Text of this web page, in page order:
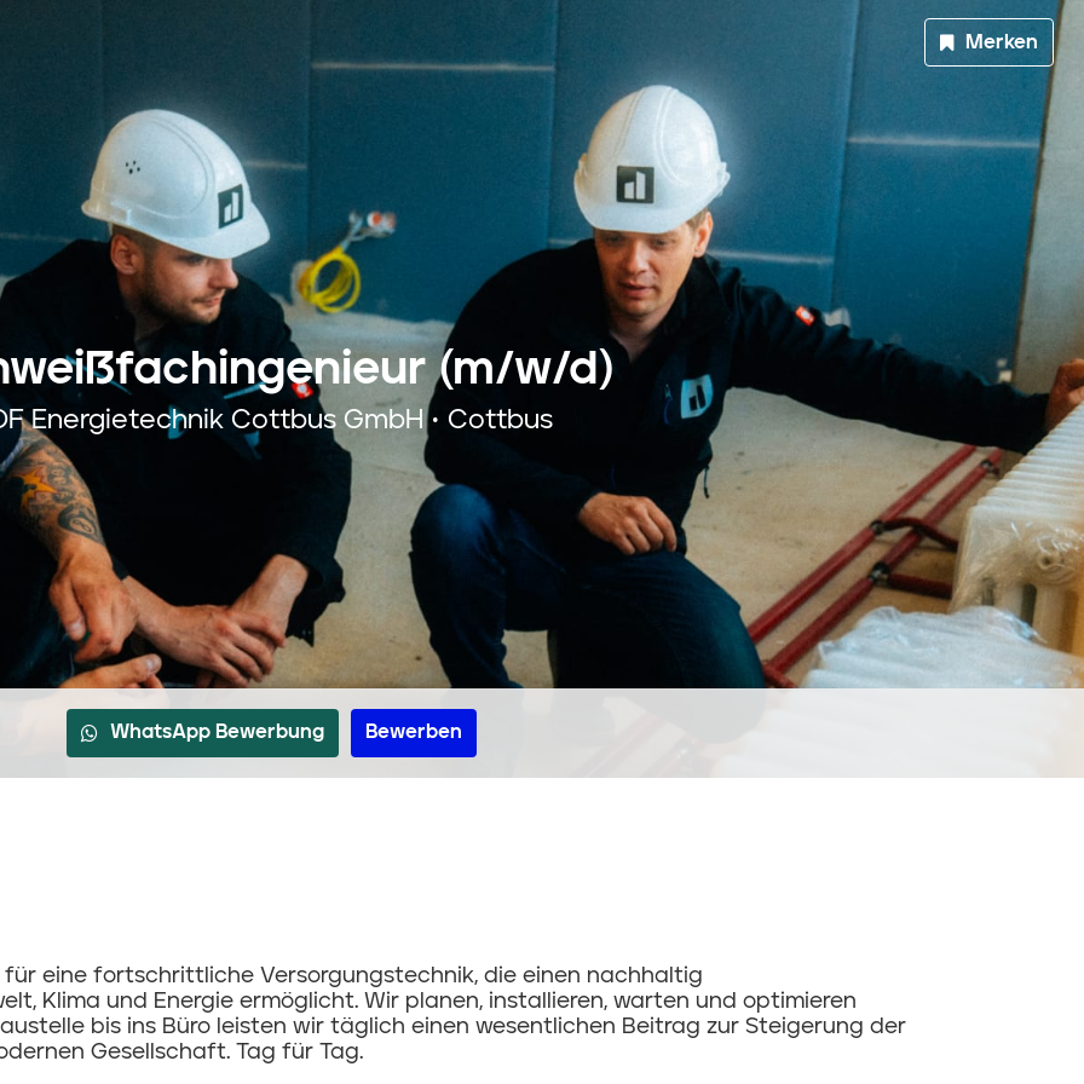
(m/w/d)
Energietechnik Cottbus GmbH • Cottbus
Merken
WhatsApp Bewerbung Bewerben
eine fortschrittliche Versorgungstechnik, die einen nachhaltig
Klima und Energie ermöglicht. Wir planen, installieren, warten und optimieren
bis ins Büro leisten wir täglich einen wesentlichen Beitrag zur Steigerung der
Gesellschaft. Tag für Tag.